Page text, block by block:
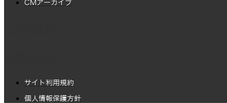
CMアーカイブ
サイト利用規約
個人情報保護方針